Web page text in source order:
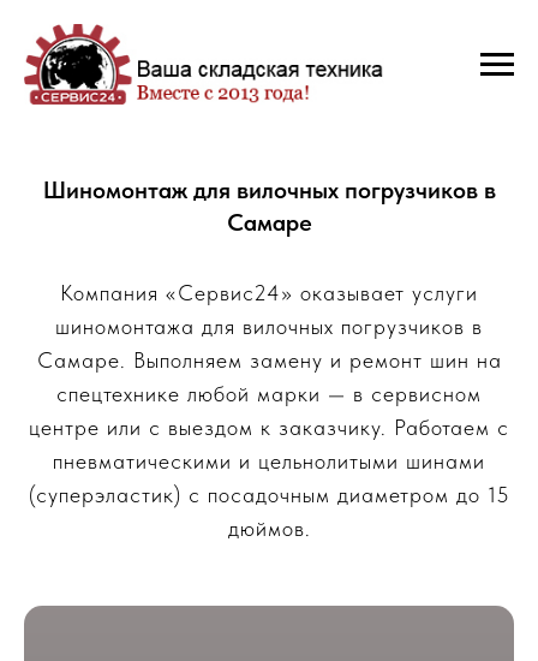
Шиномонтаж для вилочных погрузчиков в
Самаре
Компания «Сервис24» оказывает услуги
шиномонтажа для вилочных погрузчиков в
Самаре. Выполняем замену и ремонт шин на
спецтехнике любой марки — в сервисном
центре или с выездом к заказчику. Работаем с
пневматическими и цельнолитыми шинами
(суперэластик) с посадочным диаметром до 15
дюймов.